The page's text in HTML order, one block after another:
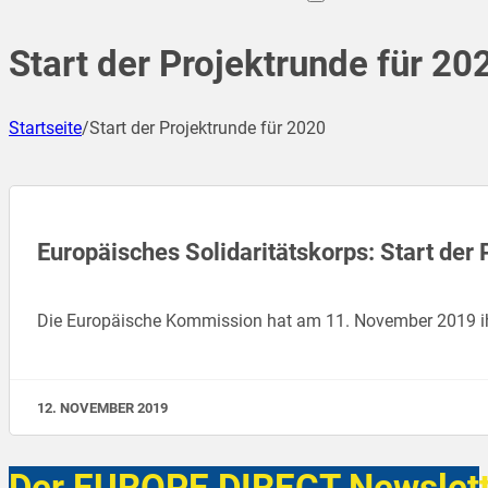
Start der Projektrunde für
Startseite/Start der Projektrunde für 2020
Europäisches Solidaritätskorps: Start der
Die Europäische Kommission hat am 11. November
12. NOVEMBER 2019